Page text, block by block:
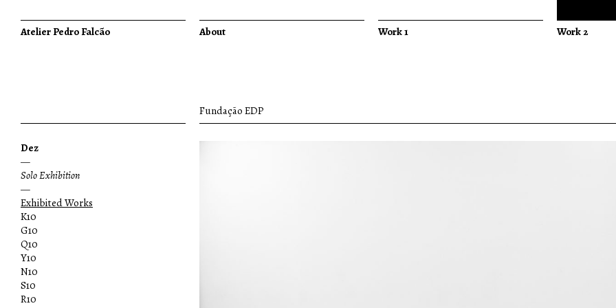
Atelier Pedro Falcão About Work 1 Work 2
Fundação EDP
Dez
—
Solo Exhibition
—
Exhibited Works
K10
G10
Q10
Y10
N10
S10
R10